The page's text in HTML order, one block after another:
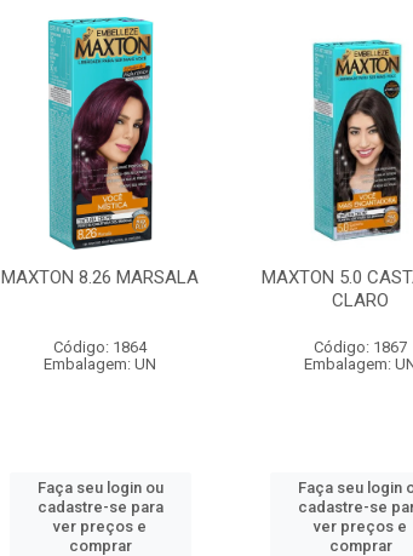
MAXTON 8.26 MARSALA
Código: 1864
Embalagem: UN
Faça seu login ou
cadastre-se para
ver preços e
comprar
MAXTON 5.0
CLARO
Código: 1867
Embalagem:
Faça seu login
cadastre-se
ver preços e
comprar